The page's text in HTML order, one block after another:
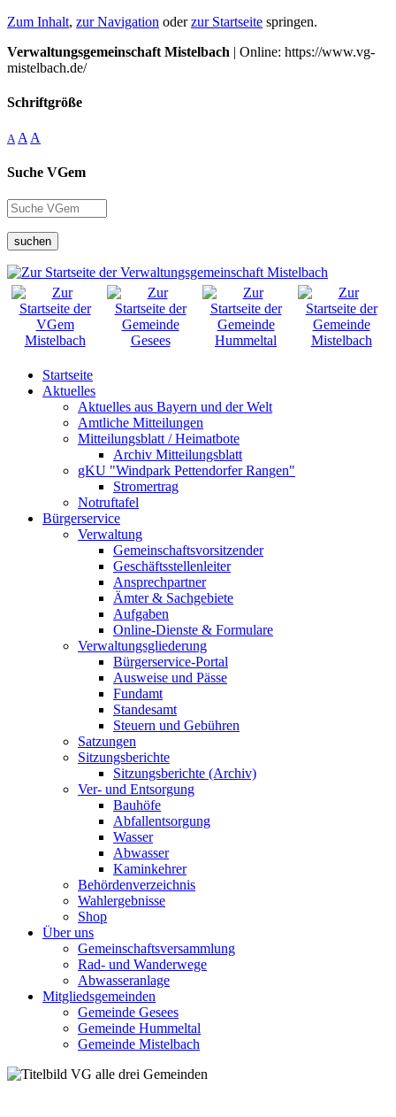
Zum Inhalt, zur Navigation oderzur Startseite springen.
Verwaltungsgemeinschaft Mistelbach | Online: https://www.vg-
mistelbach.de/
Schriftgröße
A A A
Suche VGem
suchen
Startseite
Aktuelles
Aktuelles aus Bayern und der Welt
Amtliche Mitteilungen
Mitteilungsblatt / Heimatbote
Archiv Mitteilungsblatt
gKU "Windpark Pettendorfer Rangen"
Stromertrag
Notruftafel
Bürgerservice
Verwaltung
Gemeinschaftsvorsitzender
Geschäftsstellenleiter
Ansprechpartner
Ämter & Sachgebiete
Aufgaben
Online-Dienste & Formulare
Verwaltungsgliederung
Bürgerservice-Portal
Ausweise und Pässe
Fundamt
Standesamt
Steuern und Gebühren
Satzungen
Sitzungsberichte
Sitzungsberichte (Archiv)
Ver- und Entsorgung
Bauhöfe
Abfallentsorgung
Wasser
Abwasser
Kaminkehrer
Behördenverzeichnis
Wahlergebnisse
Shop
Über uns
Gemeinschaftsversammlung
Rad- und Wanderwege
Abwasseranlage
Mitgliedsgemeinden
Gemeinde Gesees
Gemeinde Hummeltal
Gemeinde Mistelbach